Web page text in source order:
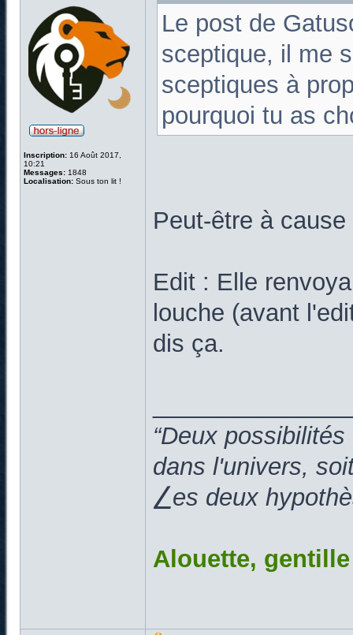
Inscription: 16 Août 2017,
10:21
Messages: 1848
Localisation: Sous ton lit !
Le post de
sceptique, il me
sceptiques à
pourquoi tu as
Peut-être à
Edit : Elle
louche (avant
dis ça.
“Deux
dans l'univers,
⎳es deux
Alouette,